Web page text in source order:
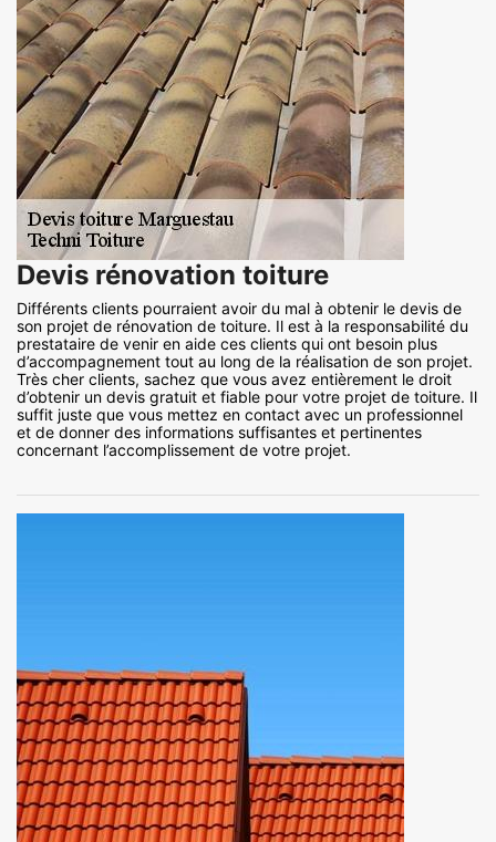
Devis rénovation toiture
Différents clients pourraient avoir du mal à obtenir le devis de
son projet de rénovation de toiture. Il est à la responsabilité du
prestataire de venir en aide ces clients qui ont besoin plus
d’accompagnement tout au long de la réalisation de son projet.
Très cher clients, sachez que vous avez entièrement le droit
d’obtenir un devis gratuit et fiable pour votre projet de toiture. Il
suffit juste que vous mettez en contact avec un professionnel
et de donner des informations suffisantes et pertinentes
concernant l’accomplissement de votre projet.